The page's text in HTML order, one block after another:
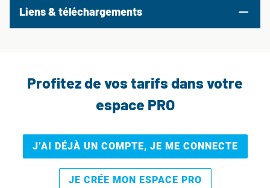
Liens & téléchargements
Profitez de vos tarifs dans votre
espace PRO
J’AI DÉJÀ UN COMPTE, JE ME CONNECTE
JE CRÉE MON ESPACE PRO